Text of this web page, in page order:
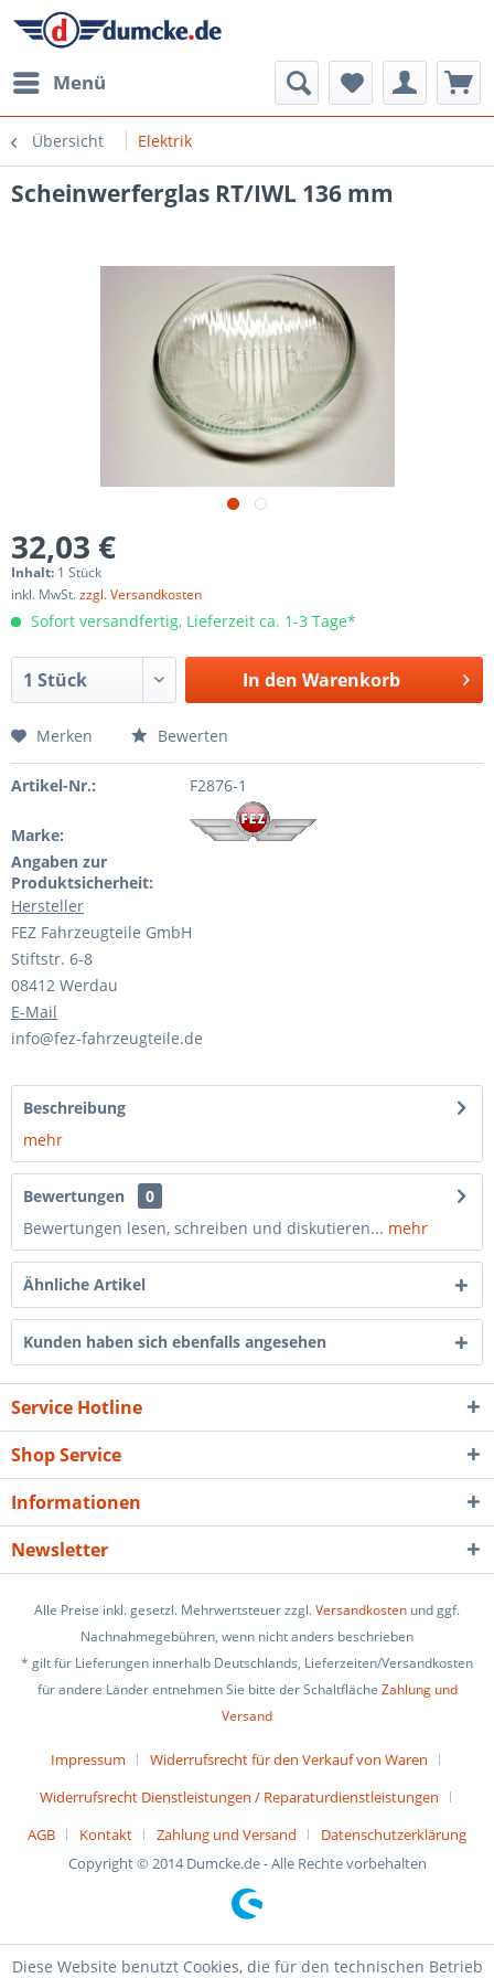
Menü
Übersicht Elektrik
Scheinwerferglas RT/IWL 136 mm
32,03 €
Inhalt: 1 Stück
inkl. MwSt.zzgl. Versandkosten
Sofort versandfertig, Lieferzeit ca. 1-3 Tage*
In den Warenkorb
Merken Bewerten
Artikel-Nr.: F2876-1
Marke:
Angaben zur
Produktsicherheit:
Hersteller
FEZ Fahrzeugteile GmbH
Stiftstr. 6-8
08412 Werdau
E-Mail
info@fez-fahrzeugteile.de
Beschreibung
mehr
Bewertungen
0
Bewertungen lesen, schreiben und diskutieren... mehr
Ähnliche Artikel
Kunden haben sich ebenfalls angesehen
Service Hotline
Shop Service
Informationen
Newsletter
Alle Preise inkl. gesetzl. Mehrwertsteuer zzgl.Versandkosten und ggf.
Nachnahmegebühren, wenn nicht anders beschrieben
* gilt für Lieferungen innerhalb Deutschlands, Lieferzeiten/Versandkosten
für andere Länder entnehmen Sie bitte der Schaltfläche Zahlung und
Versand
Impressum
Widerrufsrecht für den Verkauf von Waren
Widerrufsrecht Dienstleistungen / Reparaturdienstleistungen
AGB
Kontakt Zahlung und Versand
Datenschutzerklärung
Copyright © 2014 Dumcke.de - Alle Rechte vorbehalten
Diese Website benutzt Cookies, die für den technischen Betrieb